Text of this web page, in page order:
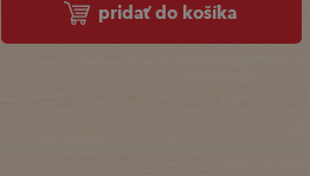
pridať do košíka